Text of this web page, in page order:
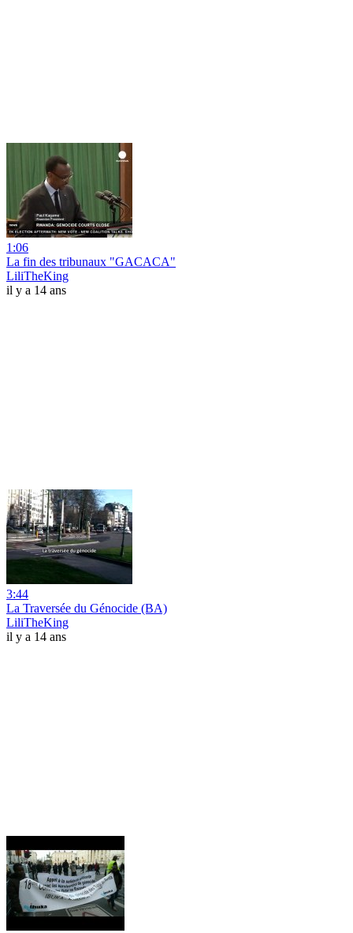
1:06
La fin des tribunaux "GACACA"
LiliTheKing
il y a 14 ans
3:44
La Traversée du Génocide (BA)
LiliTheKing
il y a 14 ans